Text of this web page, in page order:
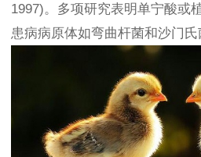
1997)。多项研究表明单宁酸或
患病病原体如弯曲杆菌和沙门氏